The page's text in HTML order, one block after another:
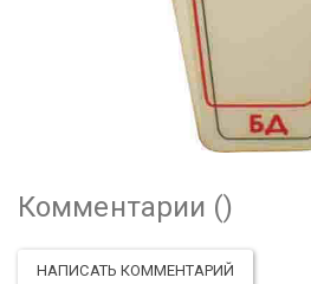
Комментарии ()
НАПИСАТЬ КОММЕНТАРИЙ